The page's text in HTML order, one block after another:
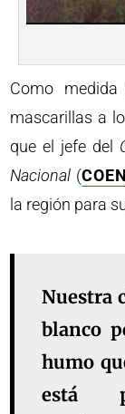
Como
mascarillas a
que el jefe del
Nacional (
la región para
Nuestra
blanco
humo
está